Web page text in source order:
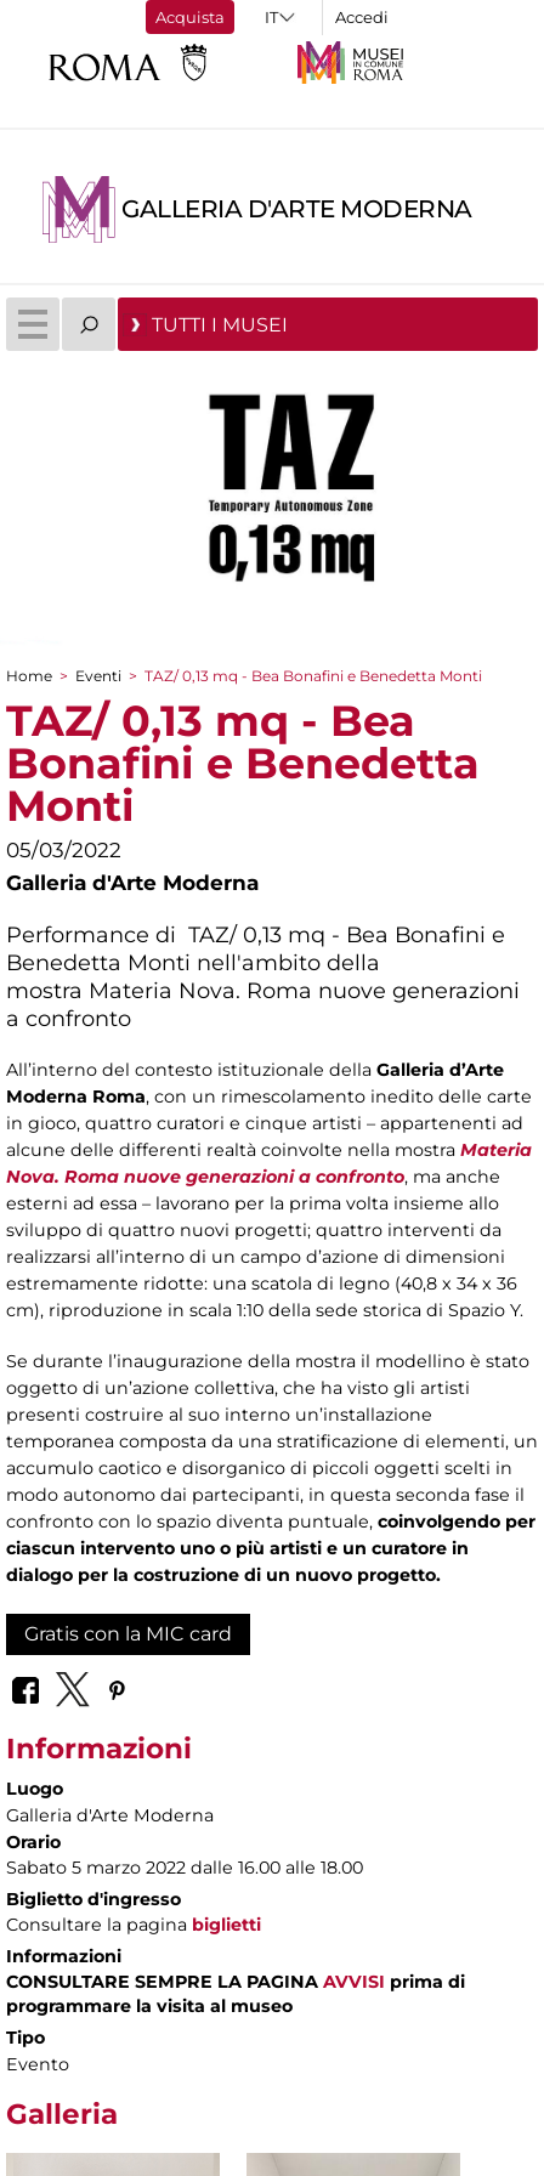
Acquista Accedi
GALLERIA D'ARTE MODERNA
TUTTI I MUSEI
Tu sei qui
Home > Eventi > TAZ/ 0,13 mq - Bea Bonafini e Benedetta Monti
TAZ/ 0,13 mq - Bea
Bonafini e Benedetta
Monti
05/03/2022
Galleria d'Arte Moderna
Performance di TAZ/ 0,13 mq - Bea Bonafini e
Benedetta Monti nell'ambito della
mostra Materia Nova. Roma nuove generazioni
a confronto
All’interno del contesto istituzionale della Galleria d’Arte
Moderna Roma, con un rimescolamento inedito delle carte
in gioco, quattro curatori e cinque artisti – appartenenti ad
alcune delle differenti realtà coinvolte nella mostra Materia
Nova. Roma nuove generazioni a confronto, ma anche
esterni ad essa – lavorano per la prima volta insieme allo
sviluppo di quattro nuovi progetti; quattro interventi da
realizzarsi all’interno di un campo d’azione di dimensioni
estremamente ridotte: una scatola di legno (40,8 x 34 x 36
cm), riproduzione in scala 1:10 della sede storica di Spazio Y.
Se durante l’inaugurazione della mostra il modellino è stato
oggetto di un’azione collettiva, che ha visto gli artisti
presenti costruire al suo interno un’installazione
temporanea composta da una stratificazione di elementi, un
accumulo caotico e disorganico di piccoli oggetti scelti in
modo autonomo dai partecipanti, in questa seconda fase il
confronto con lo spazio diventa puntuale, coinvolgendo per
ciascun intervento uno o più artisti e un curatore in
dialogo per la costruzione di un nuovo progetto.
Gratis con la MIC card
Informazioni
Luogo
Galleria d'Arte Moderna
Orario
Sabato 5 marzo 2022 dalle 16.00 alle 18.00
Biglietto d'ingresso
Consultare la pagina biglietti
Informazioni
CONSULTARE SEMPRE LA PAGINA AVVISI prima di
programmare la visita al museo
Tipo
Evento
Galleria